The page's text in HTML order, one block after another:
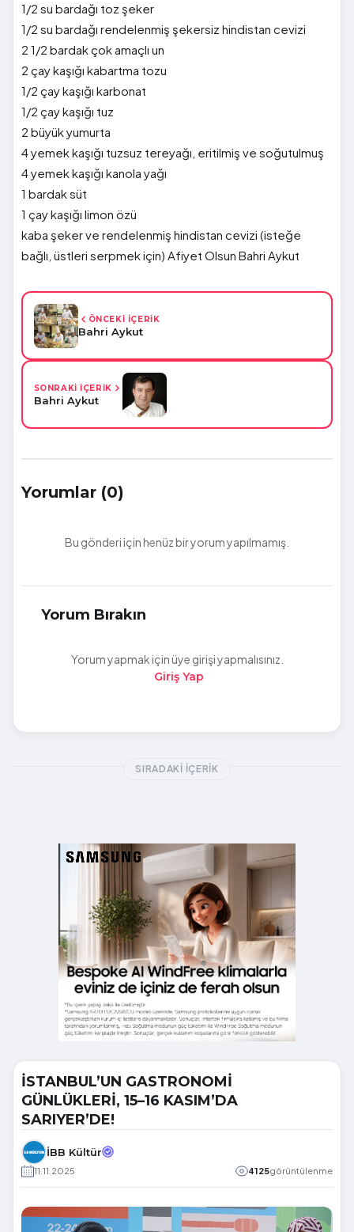
1/2 su bardağı toz şeker
1/2 su bardağı rendelenmiş şekersiz hindistan cevizi
2 1/2 bardak çok amaçlı un
2 çay kaşığı kabartma tozu
1/2 çay kaşığı karbonat
1/2 çay kaşığı tuz
2 büyük yumurta
4 yemek kaşığı tuzsuz tereyağı, eritilmiş ve soğutulmuş
4 yemek kaşığı kanola yağı
1 bardak süt
1 çay kaşığı limon özü
kaba şeker ve rendelenmiş hindistan cevizi (isteğe
bağlı, üstleri serpmek için) Afiyet Olsun Bahri Aykut
ÖNCEKİ İÇERİK
Bahri Aykut
SONRAKİ İÇERİK
Bahri Aykut
Yorumlar (0)
Bu gönderi için henüz bir yorum yapılmamış.
Yorum Bırakın
Yorum yapmak için üye girişi yapmalısınız.
Giriş Yap
SIRADAKI İÇERIK
İSTANBUL’UN GASTRONOMİ
GÜNLÜKLERİ, 15–16 KASIM’DA
SARIYER’DE!
İBB Kültür
11.11.2025 4125görüntülenme